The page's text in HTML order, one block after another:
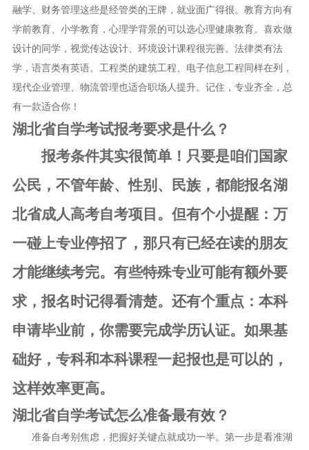
融学、财务管理这些是经管类的王牌，就业面广得很。教育方向有
学前教育、小学教育，心理学背景的可以选心理健康教育。喜欢做
设计的同学，视觉传达设计、环境设计课程很完善。法律类有法
学，语言类有英语。工程类的建筑工程、电子信息工程同样在列，
现代企业管理、物流管理也适合职场人提升。记住，专业齐全，总
有一款适合你！
湖北省自学考试报考要求是什么？
报考条件其实很简单！只要是咱们国家
公民，不管年龄、性别、民族，都能报名湖
北省成人高考自考项目。但有个小提醒：万
一碰上专业停招了，那只有已经在读的朋友
才能继续考完。有些特殊专业可能有额外要
求，报名时记得看清楚。还有个重点：本科
申请毕业前，你需要完成学历认证。如果基
础好，专科和本科课程一起报也是可以的，
这样效率更高。
湖北省自学考试怎么准备最有效？
准备自考别焦虑，把握好关键点就成功一半。第一步是看准湖